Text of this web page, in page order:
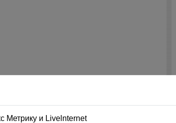
Метрику и Livelnternet